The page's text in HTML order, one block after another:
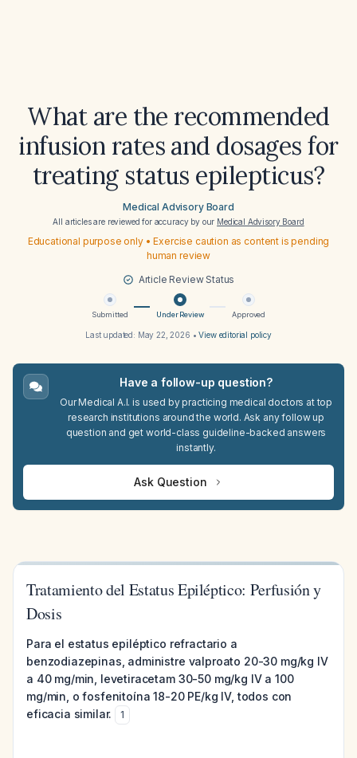
What are the recommended
infusion rates and dosages for
treating status epilepticus?
Medical Advisory Board
All articles are reviewed for accuracy by our Medical Advisory Board
Educational purpose only • Exercise caution as content is pending
human review
Article Review Status
Submitted Under Review Approved
Last updated: May 22, 2026 •View editorial policy
Have a follow-up question?
Our Medical A.I. is used by practicing medical doctors at top
research institutions around the world. Ask any follow up
question and get world-class guideline-backed answers
instantly.
Ask Question
Tratamiento del Estatus Epiléptico: Perfusión y
Dosis
Para el estatus epiléptico refractario a
benzodiazepinas, administre valproato 20-30 mg/kg IV
a 40 mg/min, levetiracetam 30-50 mg/kg IV a 100
mg/min, o fosfenitoína 18-20 PE/kg IV, todos con
eficacia similar.
1